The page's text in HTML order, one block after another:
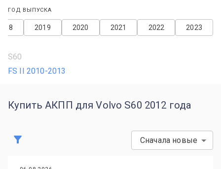
ГОД ВЫПУСКА
2023
2022
2021
2020
2019
S60
FS II 2010-2013
Купить АКПП для Volvo S60 2012 года
Сначала новые